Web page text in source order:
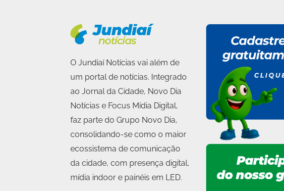
O Jundiaí Notícias vai além de
um portal de notícias. Integrado
ao Jornal da Cidade, Novo Dia
Notícias e Focus Mídia Digital,
faz parte do Grupo Novo Dia,
consolidando-se como o maior
ecossistema de comunicação
da cidade, com presença digital,
mídia indoor e painéis em LED.